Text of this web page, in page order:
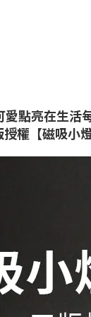
愛點亮在生活
權【磁吸小